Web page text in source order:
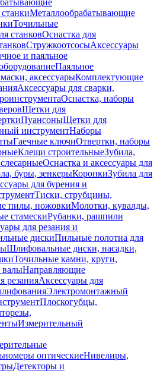
Металлообрабатывающие
Точильные
станковОснастка для
СтружкоотсосыАксессуары
и паяльное
Паяльное
аксессуарыКомплектующие
Аксессуары для сварки,
Оснастка, наборы
Щетки для
ПуансоныЩетки для
инструментНаборы
Гаечные ключиОтвертки, наборы
Клещи строительныеЗубила,
Оснастка и аксессуары для
буры, зенкерыКоронкиЗубила для
для бурения и
Тиски, струбцины,
пилы, ножовкиМолотки, кувалды,
стамескиРубанки, рашпили
для резания и
дискиПильные полотна для
Шлифовальные диски, насадки,
Точильные камни, круги,
валыНаправляющие
резанияАксессуары для
Электромонтажный
Плоскогубцы,
Измерительный
оптическиеНивелиры,
Детекторы и